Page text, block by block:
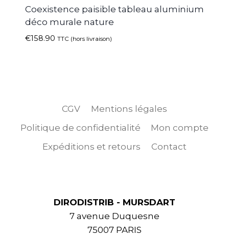
Coexistence paisible tableau aluminium
déco murale nature
€158.90 TTC (hors livraison)
CGV
Mentions légales
Politique de confidentialité
Mon compte
Expéditions et retours
Contact
DIRODISTRIB - MURSDART
7 avenue Duquesne
75007 PARIS